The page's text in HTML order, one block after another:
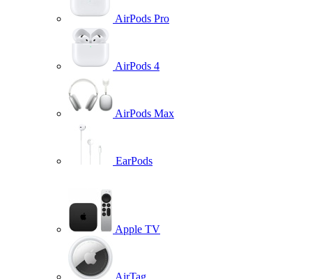
AirPods Pro
AirPods 4
AirPods Max
EarPods
Apple TV